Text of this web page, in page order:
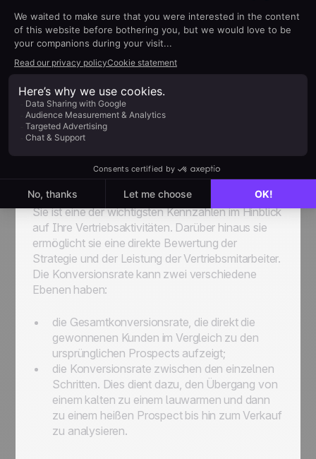
Bei der Erstellung Ihres Vertriebsplaner sollten Sie
sich quantifizierbare und wohlüberlegte Ziele
setzen. Diese können im Laufe Ihrer
Kundenakquise überprüft werden. Um Ihre
Performance für die Nachverfolgung Ihrer
Kundenakquise zu planen und analysieren, stehen
Ihnen folgende Kennzahlen Verfügung:
Die Konversionsrate (Customer
Conversion Rate)
Sie ist eine der wichtigsten Kennzahlen im Hinblick
auf Ihre Vertriebsaktivitäten. Darüber hinaus sie
ermöglicht sie eine direkte Bewertung der
Strategie und der Leistung der Vertriebsmitarbeiter.
Die Konversionsrate kann zwei verschiedene
Ebenen haben:
die Gesamtkonversionsrate, die direkt die
gewonnenen Kunden im Vergleich zu den
ursprünglichen Prospects aufzeigt;
die Konversionsrate zwischen den einzelnen
Schritten. Dies dient dazu, den Übergang von
einem kalten zu einem lauwarmen und dann
zu einem heißen Prospect bis hin zum Verkauf
zu analysieren.